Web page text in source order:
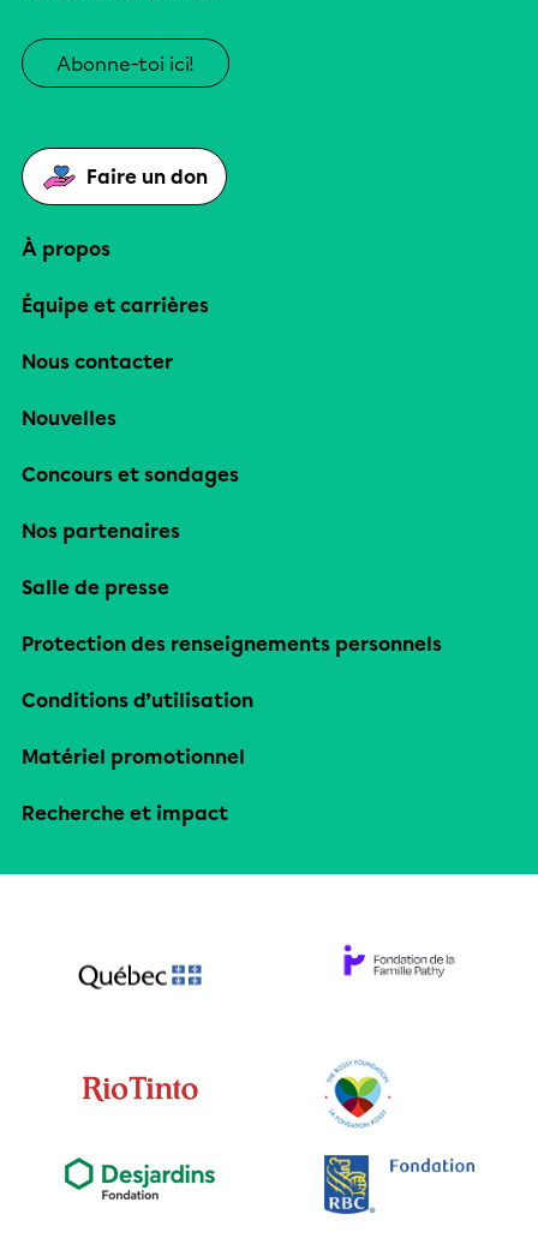
Abonne-toi ici!
Faire un don
À propos
Équipe et carrières
Nous contacter
Nouvelles
Concours et sondages
Nos partenaires
Salle de presse
Protection des renseignements personnels
Conditions d’utilisation
Matériel promotionnel
Recherche et impact